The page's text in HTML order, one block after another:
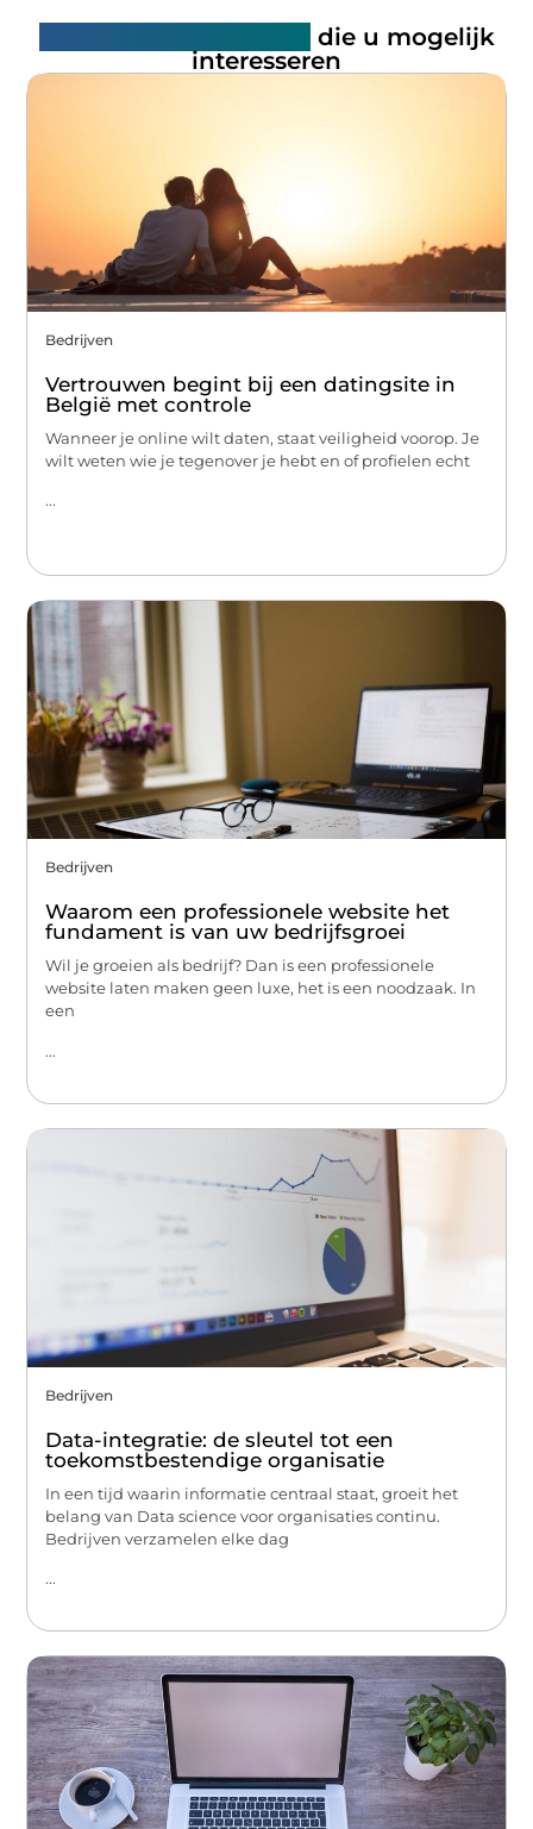
die u mogelijk
interesseren
Bedrijven
Vertrouwen begint bij een datingsite in
België met controle
Wanneer je online wilt daten, staat veiligheid voorop. Je
wilt weten wie je tegenover je hebt en of profielen echt
...
Bedrijven
Waarom een professionele website het
fundament is van uw bedrijfsgroei
Wil je groeien als bedrijf? Dan is een professionele
website laten maken geen luxe, het is een noodzaak. In
een
...
Bedrijven
Data-integratie: de sleutel tot een
toekomstbestendige organisatie
In een tijd waarin informatie centraal staat, groeit het
belang van Data science voor organisaties continu.
Bedrijven verzamelen elke dag
...